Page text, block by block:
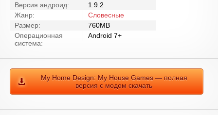
Версия андроид:
1.9.2
Жанр:
Словесные
Размер:
760MB
Операционная
система:
Android 7+
My Home Design: My House Games — полная
версия с модом скачать